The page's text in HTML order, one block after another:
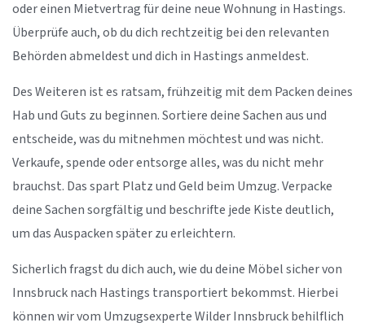
oder einen Mietvertrag für deine neue Wohnung in Hastings.
Überprüfe auch, ob du dich rechtzeitig bei den relevanten
Behörden abmeldest und dich in Hastings anmeldest.
Des Weiteren ist es ratsam, frühzeitig mit dem Packen deines
Hab und Guts zu beginnen. Sortiere deine Sachen aus und
entscheide, was du mitnehmen möchtest und was nicht.
Verkaufe, spende oder entsorge alles, was du nicht mehr
brauchst. Das spart Platz und Geld beim Umzug. Verpacke
deine Sachen sorgfältig und beschrifte jede Kiste deutlich,
um das Auspacken später zu erleichtern.
Sicherlich fragst du dich auch, wie du deine Möbel sicher von
Innsbruck nach Hastings transportiert bekommst. Hierbei
können wir vom Umzugsexperte Wilder Innsbruck behilflich